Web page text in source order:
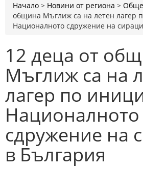
Начало > Новини от региона >
община Мъглиж са на летен лагер
Националното сдружение на
12 деца от
Мъглиж са на
лагер по
Националното
сдружение на
в България